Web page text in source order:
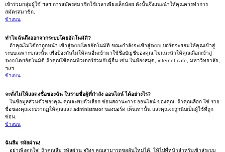
เข้าร่วมกลุ่มผู้ใช้ ฯลฯ.การสมัครสมาชิกใช้เวลาเพียงเล็กน้อย ดังนั้นจึงแนะนำให้คุณควรทำการ
สมัครสมาชิก.
ข้างบน
ทำไมฉันถึงออกจากระบบโดยอัตโนมัติ?
ถ้าคุณไม่ได้กาถูกหน้า เข้าสู่ระบบโดยอัตโนมัติ ขณะกำลังจะเข้าสู่ระบบ บอร์ดจะยอมให้คุณเข้าสู่
ระบบเฉพาะขณะนั้น เพื่อป้องกันไม่ให้คนอื่นเข้ามาใช้ชื่อบัญชีของคุณ.ไม่แนะนำให้คุณเลือกเข้าสู่
ระบบโดยอัตโนมัติ ถ้าคุณใช้คอมพิวเตอร์ร่วมกับผู้อื่น เช่น ในห้องสมุด, internet cafe, มหาวิทยาลัย,
ฯลฯ
ข้างบน
จะสั่งไม่ให้แสดงชื่อของฉัน ในรายชื่อผู้ที่กำลัง ออนไลน์ ได้อย่างไร?
ในข้อมูลส่วนตัวของคุณ คุณจะพบตัวเลือก ซ่อนสถานะการ ออนไลน์ ของคุณ. ถ้าคุณเลือก ใช่ ราย
ชื่อของคุณจะปรากฏให้คุณและ administrator ของบอร์ด เห็นเท่านั้น และคุณจะถูกนับเป็นผู้ใช้ที่ถูก
ซ่อน.
ข้างบน
ฉันลืม รหัสผ่าน!
อย่าเพิ่งตกใจ! ถ้าคุณลืม รหัสผ่าน จริงๆ คุณสามารถขออันใหม่ได้. ให้ไปที่หน้าสำหรับเข้าสู่ระบบ